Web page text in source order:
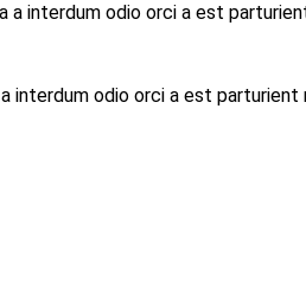
odio orci a est
odio orci a est parturient